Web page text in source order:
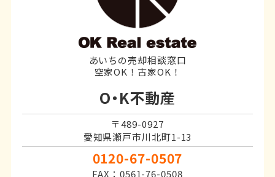
あいちの売却相談窓口
空家OK！古家OK！
O・K不動産
〒489-0927
愛知県瀬戸市川北町1-13
0120-67-0507
FAX：0561-76-0508